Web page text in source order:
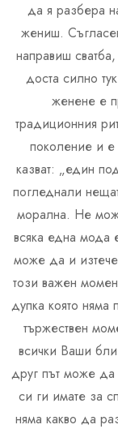
да я разбера
жениш.
направиш
доста силно
женене е
традиционния
поколение и
казват: „един
погледнали
морална. Не
всяка една мода
може да и
този важен
дупка която
тържествен
всички Ваши
друг път може
си ги имате за
няма какво да